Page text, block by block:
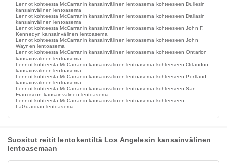
Lennot kohteesta McCarranin kansainvälinen lentoasema kohteeseen Dullesin
kansainvälinen lentoasema
Lennot kohteesta McCarranin kansainvälinen lentoasema kohteeseen Dallasin
kansainvälinen lentoasema
Lennot kohteesta McCarranin kansainvälinen lentoasema kohteeseen John F.
Kennedyn kansainvälinen lentoasema
Lennot kohteesta McCarranin kansainvälinen lentoasema kohteeseen John
Waynen lentoasema
Lennot kohteesta McCarranin kansainvälinen lentoasema kohteeseen Ontarion
kansainvälinen lentoasema
Lennot kohteesta McCarranin kansainvälinen lentoasema kohteeseen Orlandon
kansainvälinen lentoasema
Lennot kohteesta McCarranin kansainvälinen lentoasema kohteeseen Portland
kansainvälinen lentoasema
Lennot kohteesta McCarranin kansainvälinen lentoasema kohteeseen San
Franciscon kansainvälinen lentoasema
Lennot kohteesta McCarranin kansainvälinen lentoasema kohteeseen
LaGuardian lentoasema
Suositut reitit lentokentiltä Los Angelesin kansainvälinen
lentoasemaan